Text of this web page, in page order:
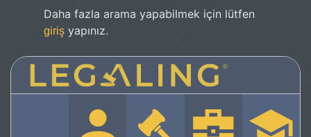
Daha fazla arama yapabilmek için lütfen
giriş yapınız.